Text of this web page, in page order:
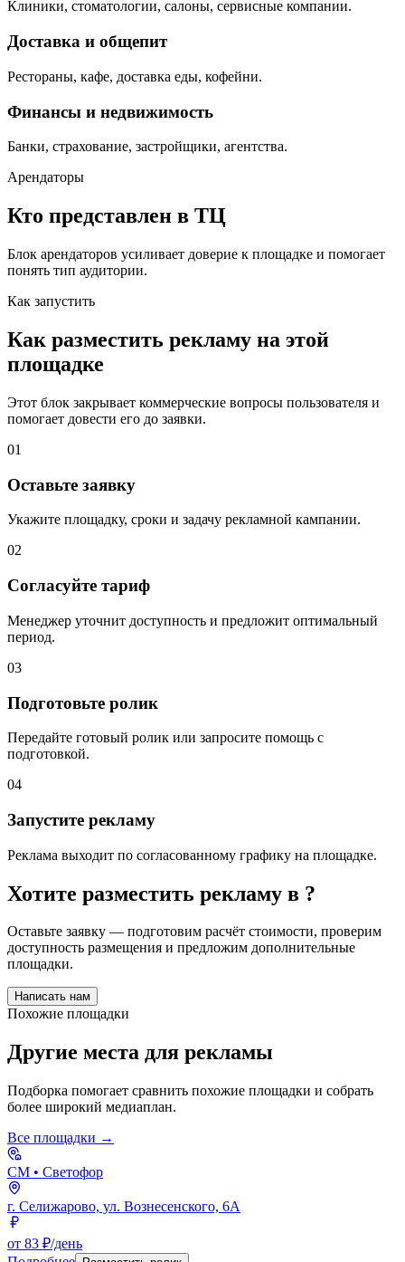
Клиники, стоматологии, салоны, сервисные компании.
Доставка и общепит
Рестораны, кафе, доставка еды, кофейни.
Финансы и недвижимость
Банки, страхование, застройщики, агентства.
Арендаторы
Кто представлен в ТЦ
Блок арендаторов усиливает доверие к площадке и помогает
понять тип аудитории.
Как запустить
Как разместить рекламу на этой
площадке
Этот блок закрывает коммерческие вопросы пользователя и
помогает довести его до заявки.
01
Оставьте заявку
Укажите площадку, сроки и задачу рекламной кампании.
02
Согласуйте тариф
Менеджер уточнит доступность и предложит оптимальный
период.
03
Подготовьте ролик
Передайте готовый ролик или запросите помощь с
подготовкой.
04
Запустите рекламу
Реклама выходит по согласованному графику на площадке.
Хотите разместить рекламу в ?
Оставьте заявку — подготовим расчёт стоимости, проверим
доступность размещения и предложим дополнительные
площадки.
Написать нам
Похожие площадки
Другие места для рекламы
Подборка помогает сравнить похожие площадки и собрать
более широкий медиаплан.
Все площадки →
СМ • Светофор
г. Селижарово, ул. Вознесенского, 6А
от 83 ₽/день